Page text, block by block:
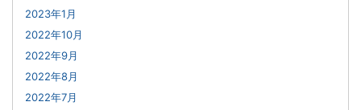
2023年1月
2022年10月
2022年9月
2022年8月
2022年7月